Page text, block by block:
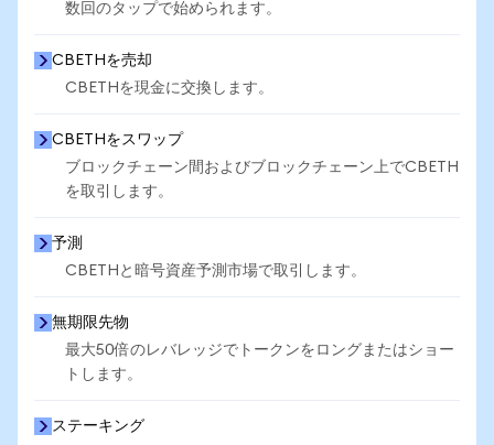
数回のタップで始められます。
CBETHを売却
CBETHを現金に交換します。
CBETHをスワップ
ブロックチェーン間およびブロックチェーン上でCBETH
を取引します。
予測
CBETHと暗号資産予測市場で取引します。
無期限先物
最大50倍のレバレッジでトークンをロングまたはショー
トします。
ステーキング